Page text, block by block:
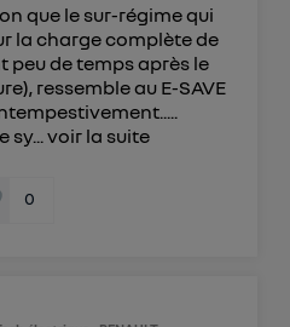
que le sur-régime qui
la charge complète de
peu de temps après le
ressemble au E-SAVE
sy... voir la suite
0